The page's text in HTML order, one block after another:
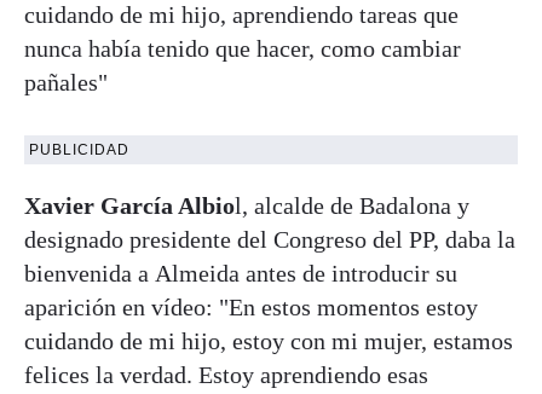
cuidando de mi hijo, aprendiendo tareas que
nunca había tenido que hacer, como cambiar
pañales"
PUBLICIDAD
Xavier García Albiol, alcalde de Badalona y
designado presidente del Congreso del PP, daba la
bienvenida a Almeida antes de introducir su
aparición en vídeo: "En estos momentos estoy
cuidando de mi hijo, estoy con mi mujer, estamos
felices la verdad. Estoy aprendiendo esas